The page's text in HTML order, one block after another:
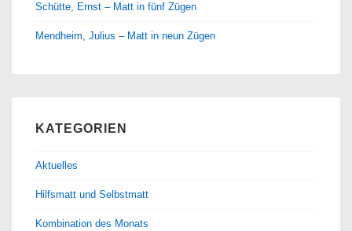
Schütte, Ernst – Matt in fünf Zügen
Mendheim, Julius – Matt in neun Zügen
KATEGORIEN
Aktuelles
Hilfsmatt und Selbstmatt
Kombination des Monats